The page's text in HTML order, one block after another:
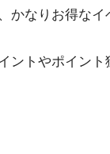
なりお得なイ
ントやポイント